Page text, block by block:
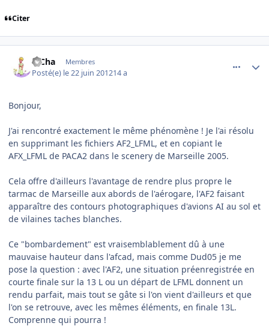
Citer
PiCha Membres
Posté(e) le 22 juin 201214 a
Bonjour,
J'ai rencontré exactement le même phénomène ! Je l'ai résolu
en supprimant les fichiers AF2_LFML, et en copiant le
AFX_LFML de PACA2 dans le scenery de Marseille 2005.
Cela offre d'ailleurs l'avantage de rendre plus propre le
tarmac de Marseille aux abords de l'aérogare, l'AF2 faisant
apparaître des contours photographiques d'avions AI au sol et
de vilaines taches blanches.
Ce "bombardement" est vraisemblablement dû à une
mauvaise hauteur dans l'afcad, mais comme Dud05 je me
pose la question : avec l'AF2, une situation préenregistrée en
courte finale sur la 13 L ou un départ de LFML donnent un
rendu parfait, mais tout se gâte si l'on vient d'ailleurs et que
l'on se retrouve, avec les mêmes éléments, en finale 13L.
Comprenne qui pourra !